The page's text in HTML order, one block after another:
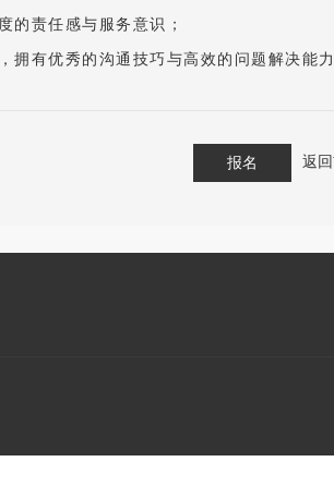
的责任感与服务意识；
拥有优秀的沟通技巧与高效的问题解决能
报名 返